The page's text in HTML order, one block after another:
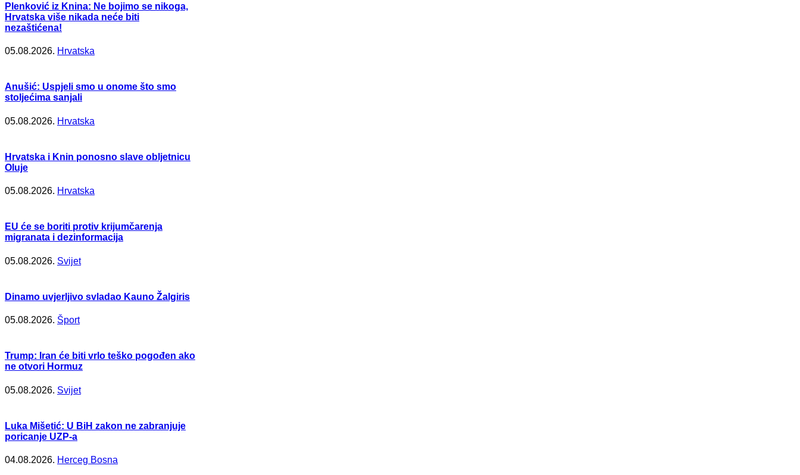
Plenković iz Knina: Ne bojimo se nikoga,
Hrvatska više nikada neće biti
nezaštićena!
05.08.2026. Hrvatska
Anušić: Uspjeli smo u onome što smo
stoljećima sanjali
05.08.2026. Hrvatska
Hrvatska i Knin ponosno slave obljetnicu
Oluje
05.08.2026. Hrvatska
EU će se boriti protiv krijumčarenja
migranata i dezinformacija
05.08.2026. Svijet
Dinamo uvjerljivo svladao Kauno Žalgiris
05.08.2026. Šport
Trump: Iran će biti vrlo teško pogođen ako
ne otvori Hormuz
05.08.2026. Svijet
Luka Mišetić: U BiH zakon ne zabranjuje
poricanje UZP-a
04.08.2026. Herceg Bosna